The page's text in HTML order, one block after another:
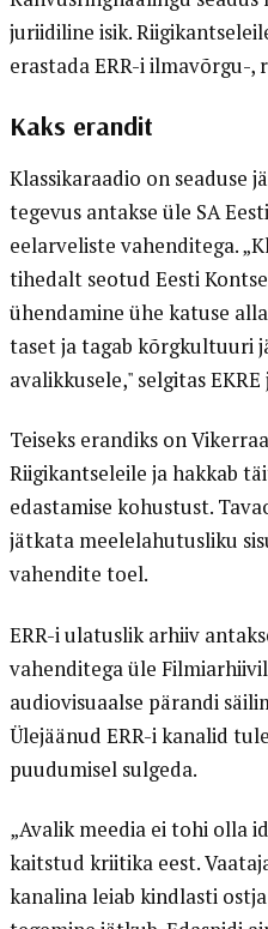
juriidiline isik.
erastada ERR-i ilmavõrgu-,
Kaks erandit
Klassikaraadio on seaduse
tegevus antakse üle SA
eelarveliste vahenditega.
tihedalt seotud Eesti
ühendamine ühe katuse
taset ja tagab kõrgkultuuri
avalikkusele," selgitas
Teiseks erandiks on
Riigikantseleile ja hakkab
edastamise kohustust.
jätkata meelelahutusliku
vahendite toel.
ERR-i ulatuslik arhiiv
vahenditega üle
audiovisuaalse pärandi
Ülejäänud ERR-i kanalid
puudumisel sulgeda.
„Avalik meedia ei tohi olla
kaitstud kriitika eest.
kanalina leiab kindlasti